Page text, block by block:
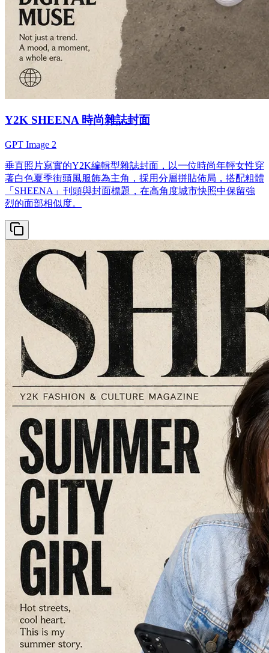
Y2K SHEENA 時尚雜誌封面
GPT Image 2
垂直照片寫實的Y2K編輯型雜誌封面，以一位時尚年輕女性穿
著白色夏季街頭風服飾為主角，採用分層拼貼佈局，搭配粗體
「SHEENA」刊頭與封面標題，在高角度城市快照中保留強
烈的面部相似度。